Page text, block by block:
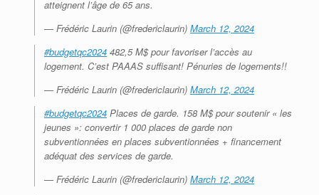
atteignent l’âge de 65 ans.
— Frédéric Laurin (@fredericlaurin) March 12, 2024
#budgetqc2024 482,5 M$ pour favoriser l’accès au
logement. C’est PAAAS suffisant! Pénuries de logements!!
— Frédéric Laurin (@fredericlaurin) March 12, 2024
#budgetqc2024 Places de garde. 158 M$ pour soutenir « les
jeunes »: convertir 1 000 places de garde non
subventionnées en places subventionnées + financement
adéquat des services de garde.
— Frédéric Laurin (@fredericlaurin) March 12, 2024